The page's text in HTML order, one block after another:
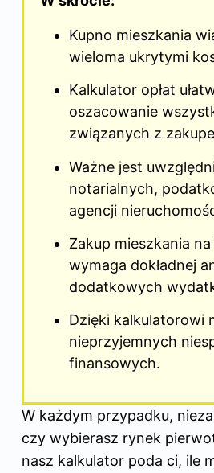
Kupno mieszkania
wieloma ukrytymi
Kalkulator opłat
oszacowanie
związanych z
Ważne jest
notarialnych,
agencji
Zakup mieszkania
wymaga dokładnej
dodatkowych
Dzięki kalkulatorowi
nieprzyjemnych
finansowych.
W każdym przypadku,
czy wybierasz rynek
nasz kalkulator poda ci, ile